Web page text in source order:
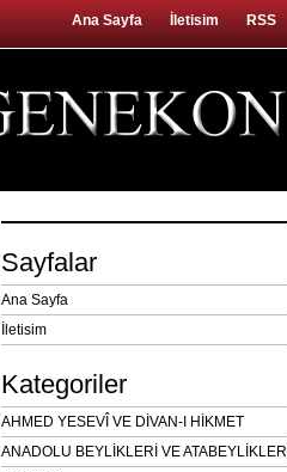
Ana Sayfa İletisim RSS
Sayfalar
Ana Sayfa
İletisim
Kategoriler
AHMED YESEVÎ VE DİVAN-I HİKMET
ANADOLU BEYLİKLERİ VE ATABEYLİKLER